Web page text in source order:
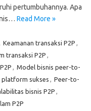
pertumbuhannya. Apa
Read More »
Keamanan transaksi P2P ,
transaksi P2P ,
, Model bisnis peer-to-
platform sukses , Peer-to-
bisnis P2P ,
P2P